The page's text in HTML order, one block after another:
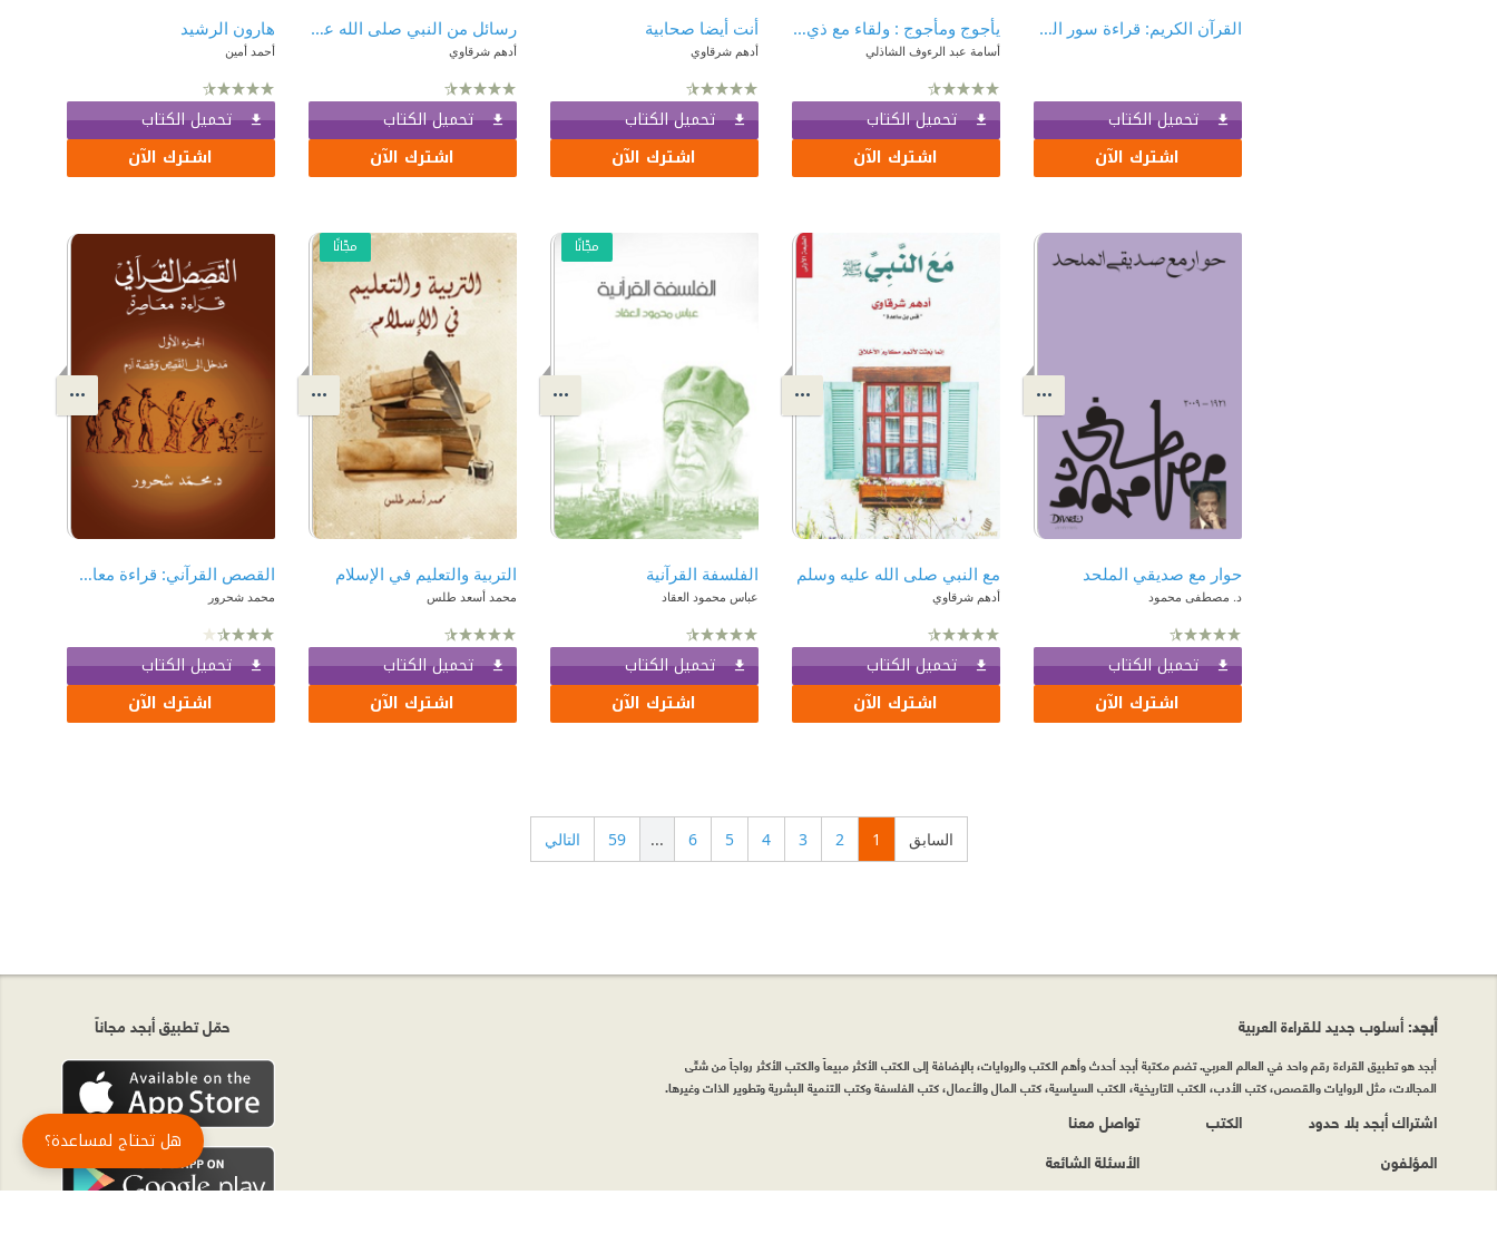
القرآن الكريم: قراءة سور القرآن الكريم كاملاً
تحميل الكتاب
اشترك الآن
يأجوج ومأجوج : ولقاء مع ذي القرنين
أسامة عبد الرءوف الشاذلي
تحميل الكتاب
اشترك الآن
أنت أيضا صحابية
أدهم شرقاوي
تحميل الكتاب
اشترك الآن
رسائل من النبي صلى الله عليه وسلم
أدهم شرقاوي
تحميل الكتاب
اشترك الآن
هارون الرشيد
أحمد أمين
تحميل الكتاب
اشترك الآن
حوار مع صديقي الملحد
د. مصطفى محمود
تحميل الكتاب
اشترك الآن
مع النبي صلى الله عليه وسلم
أدهم شرقاوي
تحميل الكتاب
اشترك الآن
الفلسفة القرآنية
عباس محمود العقاد
تحميل الكتاب
مجّانًا
اشترك الآن
التربية والتعليم في الإسلام
محمد أسعد طلس
تحميل الكتاب
مجّانًا
اشترك الآن
القصص القرآني: قراءة معاصرة الجزءالأول
محمد شحرور
تحميل الكتاب
اشترك الآن
السابق 1
2
3
4
5
6
...
59 التالي
حمّل تطبيق أبجد مجاناً أبجد: أسلوب جديد للقراءة العربية
أبجد هو تطبيق القراءة رقم واحد في العالم العربي. تضم مكتبة أبجد أحدث وأهم الكتب والروايات، بالإضافة إلى الكتب الأكثر مبيعاً والكتب الأكثر رواجاً من شتّى
المجالات، مثل الروايات والقصص، كتب الأدب، الكتب التاريخية، الكتب السياسية، كتب المال والأعمال، كتب الفلسفة وكتب التنمية البشرية وتطوير الذات وغيرها.
اشتراك أبجد بلا حدود
المؤلفون
الكتب
تواصل معنا
الأسئلة الشائعة
هل تحتاج لمساعدة؟